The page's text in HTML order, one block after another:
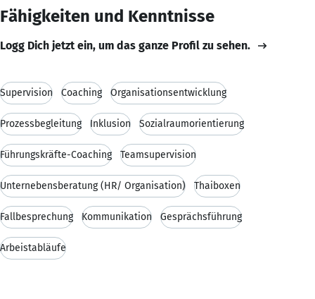
Fähigkeiten und Kenntnisse
Logg Dich jetzt ein, um das ganze Profil zu sehen.
Supervision Coaching Organisationsentwicklung
Prozessbegleitung Inklusion Sozialraumorientierung
Führungskräfte-Coaching Teamsupervision
Unternebensberatung (HR/ Organisation) Thaiboxen
Fallbesprechung Kommunikation Gesprächsführung
Arbeistabläufe